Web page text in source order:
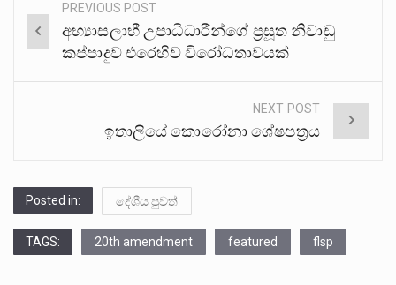
Post
navigation
PREVIOUS POST
අභ්‍යාසලාභී උපාධිධාරීන්ගේ ප්‍රසූත නිවාඩු
කප්පාදුව එරෙහිව විරෝධතාවයක්
NEXT POST
ඉතාලියේ කොරෝනා ශේෂපත‍්‍රය
Posted in: දේශීය පුවත්
TAGS: 20th amendment featured flsp